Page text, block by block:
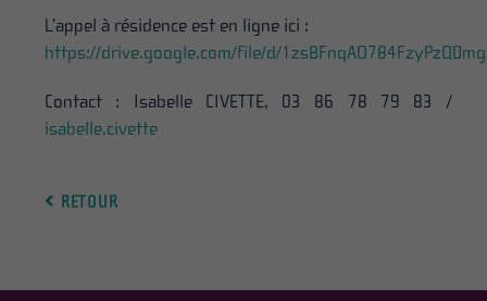
L’appel à résidence est en ligne ici :
https://drive.google.com/file/d/
Contact : Isabelle CIVETTE, 03 86 78 79 83 /
isabelle.civette
RETOUR